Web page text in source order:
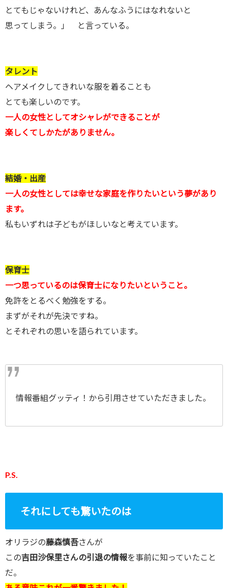
とてもじゃないけれど、あんなふうにはなれないと
思ってしまう。」 と言っている。
タレント
ヘアメイクしてきれいな服を着ることも
とても楽しいのです。
一人の女性としてオシャレができることが
楽しくてしかたがありません。
結婚・出産
一人の女性としては幸せな家庭を作りたいという夢があり
ます。
私もいずれは子どもがほしいなと考えています。
保育士
一つ思っているのは保育士になりたいということ。
免許をとるべく勉強をする。
まずがそれが先決ですね。
とそれぞれの思いを語られています。
情報番組グッティ！から引用させていただきました。
P.S.
それにしても驚いたのは
オリラジの藤森慎吾さんが
この吉田沙保里さんの引退の情報を事前に知っていたこと
だ。